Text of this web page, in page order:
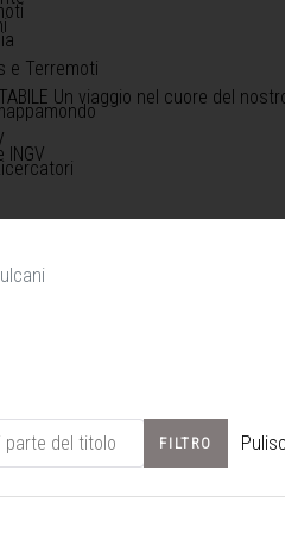
e Terremoti
Un viaggio nel cuore del
INGV
del titolo FILTRO